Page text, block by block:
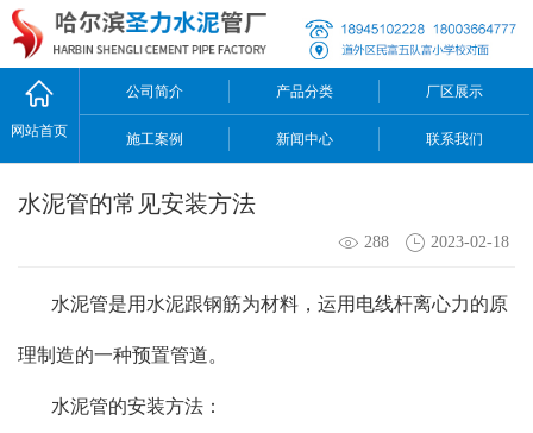
网站首页
公司简介 产品分类 厂区展示
施工案例 新闻中心 联系我们
水泥管的常见安装方法
288 2023-02-18
水泥管是用水泥跟钢筋为材料，运用电线杆离心力的原
理制造的一种预置管道。
水泥管的安装方法：